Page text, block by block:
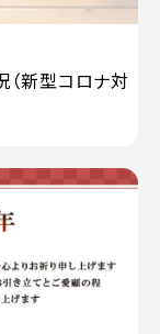
（新型コロナ対